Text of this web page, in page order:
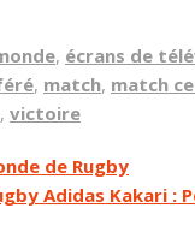
, écrans de
, match, match
, victoire
de Rugby
Adidas Kakari